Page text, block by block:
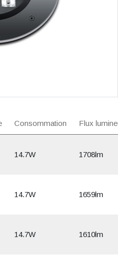
Consommation Flux
14.7W 1708lm
14.7W 1659lm
14.7W 1610lm